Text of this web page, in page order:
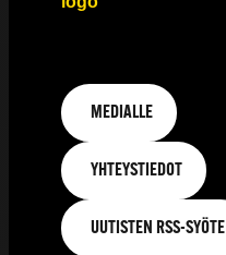
MEDIALLE
YHTEYSTIEDOT
UUTISTEN RSS-SYÖTE